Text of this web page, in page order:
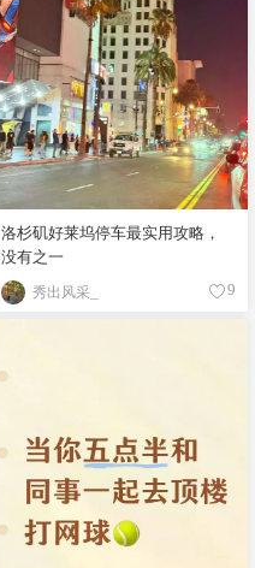
洛杉矶好莱坞停车最实用攻略，
没有之一
秀出风采_ 9